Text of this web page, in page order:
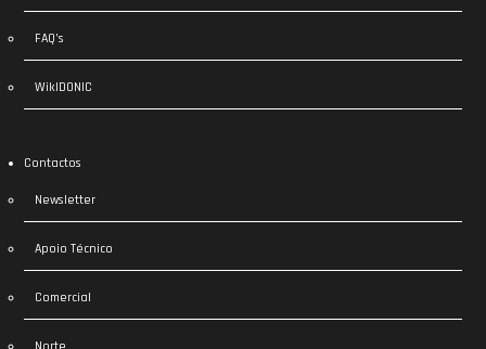
FAQ’s
WikIDONIC
Contactos
Newsletter
Apoio Técnico
Comercial